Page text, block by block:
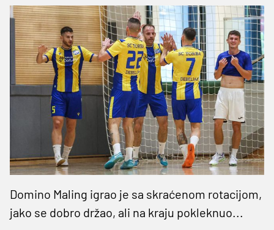
Domino Maling igrao je sa skraćenom rotacijom,
jako se dobro držao, ali na kraju pokleknuo...